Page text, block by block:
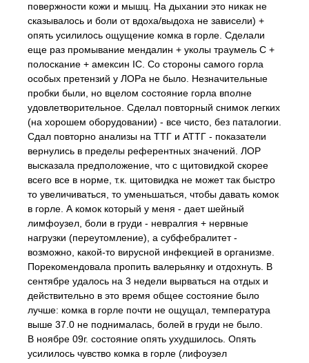
повержности кожи и мышц. На дыхании это никак не
сказывалось и боли от вдоха/выдоха не зависели) +
опять усилилось ощущение комка в горле. Сделали
еще раз промывание мендалин + уколы траумель С +
полоскание + амексин IC. Со стороны самого горла
особых претензий у ЛОРа не было. Незначительные
пробки были, но вцелом состояние горла вполне
удовлетворительное. Сделал повторный снимок легких
(на хорошем оборудовании) - все чисто, без паталогии.
Сдал повторно анализы на ТТГ и АТТГ - показатели
вернулись в пределы референтных значений. ЛОР
высказала предположение, что с щитовидкой скорее
всего все в норме, т.к. щитовидка не может так быстро
то увеличиваться, то уменьшаться, чтобы давать комок
в горле. А комок который у меня - дает шейный
лимфоузел, боли в груди - невралгия + нервные
нагрузки (переутомление), а субфебралитет -
возможно, какой-то вирусной инфекцией в организме.
Порекомендовала пропить валерьянку и отдохнуть. В
сентябре удалось на 3 недели вырваться на отдых и
действительно в это время общее состояние было
лучше: комка в горле почти не ощущал, температура
выше 37.0 не поднималась, болей в груди не было.
В ноябре 09г. состояние опять ухудшилось. Опять
усилилось чувство комка в горле (лифоузел